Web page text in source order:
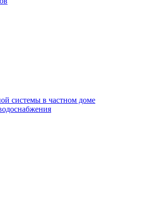
системы в частном доме